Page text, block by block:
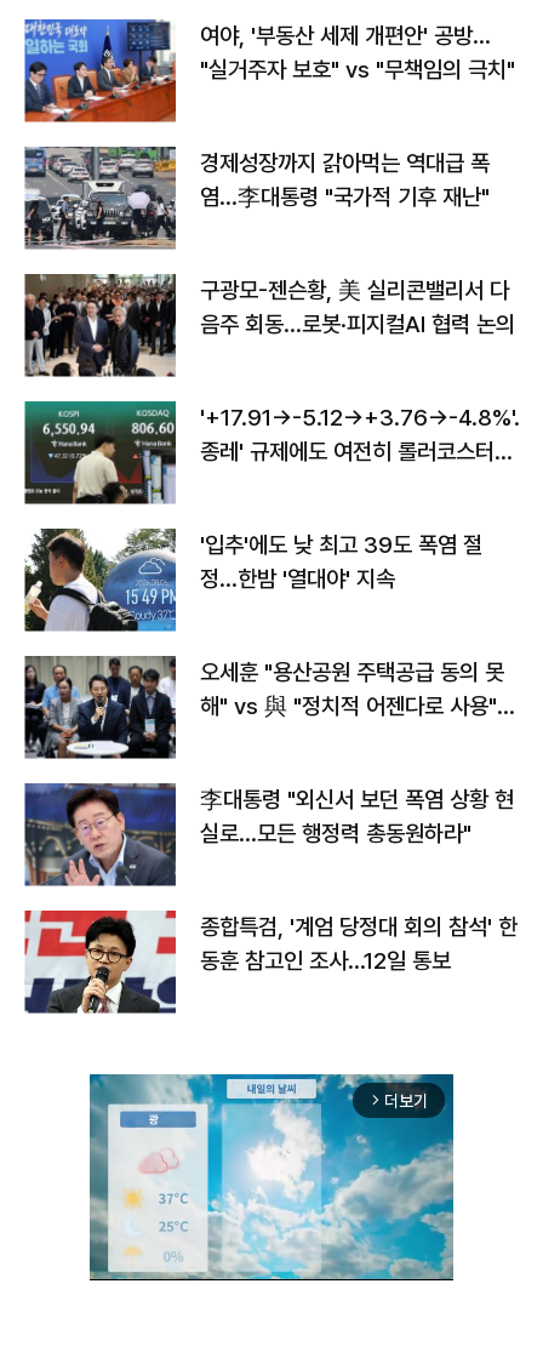
여야, '부동산 세제 개편안' 공방…
"실거주자 보호" vs "무책임의 극치"
경제성장까지 갉아먹는 역대급 폭
염…李대통령 "국가적 기후 재난"
구광모-젠슨황, 美 실리콘밸리서 다
음주 회동…로봇·피지컬AI 협력 논의
'+17.91→-5.12→+3.76→-4.8%'…'
종레' 규제에도 여전히 롤러코스터
'입추'에도 낮 최고 39도 폭염 절
정…한밤 '열대야' 지속
오세훈 "용산공원 주택공급 동의 못
해" vs 與 "정치적 어젠다로 사용"
李대통령 "외신서 보던 폭염 상황 현
실로…모든 행정력 총동원하라"
종합특검, '계엄 당정대 회의 참석' 한
동훈 참고인 조사...12일 통보
arrow_forward_ios 더보기